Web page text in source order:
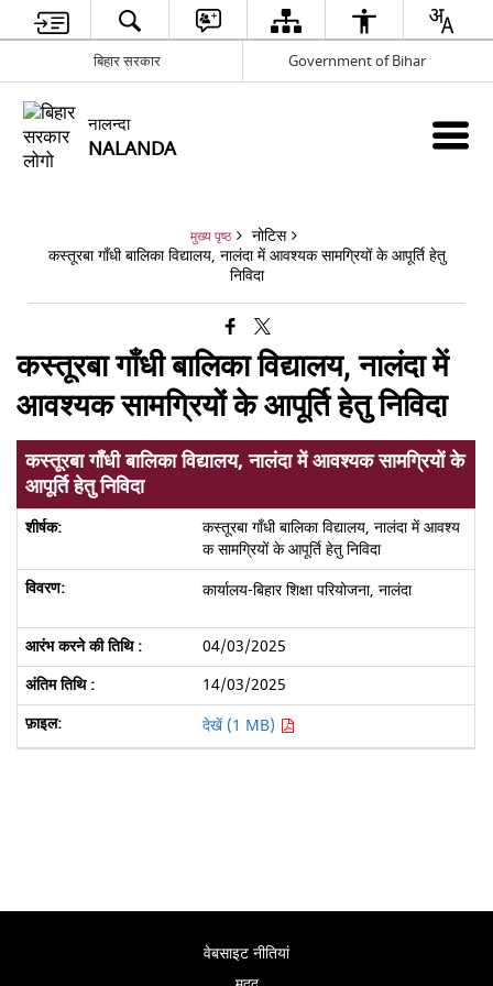
बिहार सरकार Government of Bihar
नालन्दा
NALANDA
मुख्य पृष्ठ
नोटिस
कस्तूरबा गाँधी बालिका विद्यालय, नालंदा में आवश्यक सामग्रियों के आपूर्ति हेतु
निविदा
कस्तूरबा गाँधी बालिका विद्यालय, नालंदा में
आवश्यक सामग्रियों के आपूर्ति हेतु निविदा
कस्तूरबा गाँधी बालिका विद्यालय, नालंदा में आवश्यक सामग्रियों के
आपूर्ति हेतु निविदा
कस्तूरबा गाँधी बालिका विद्यालय, नालंदा में आवश्य
क सामग्रियों के आपूर्ति हेतु निविदा
कार्यालय-बिहार शिक्षा परियोजना, नालंदा
04/03/2025
14/03/2025
देखें (1 MB)
वेबसाइट नीतियां